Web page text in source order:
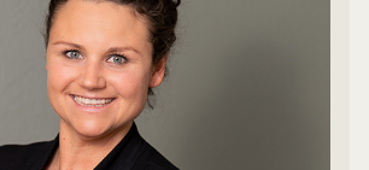
Als Herzensmensch versteht es
Ferienwunsch abzuschlagen –
Marlies.